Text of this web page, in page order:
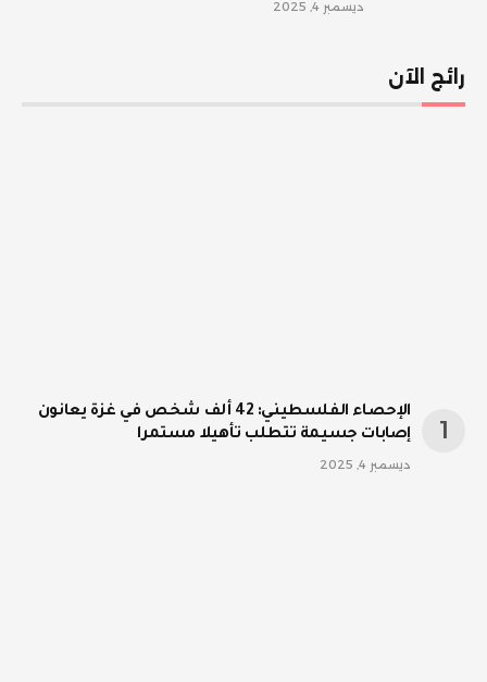
ديسمبر 4, 2025
رائج الآن
الإحصاء الفلسطيني: 42 ألف شخص في غزة يعانون
إصابات جسيمة تتطلب تأهيلا مستمرا
ديسمبر 4, 2025